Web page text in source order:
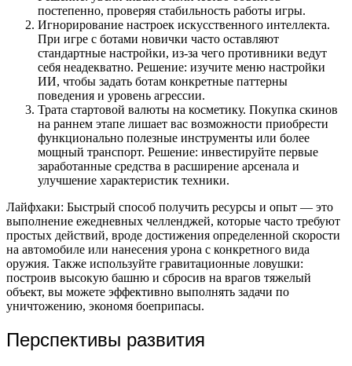
постепенно, проверяя стабильность работы игры.
Игнорирование настроек искусственного интеллекта.
При игре с ботами новички часто оставляют
стандартные настройки, из-за чего противники ведут
себя неадекватно. Решение: изучите меню настройки
ИИ, чтобы задать ботам конкретные паттерны
поведения и уровень агрессии.
Трата стартовой валюты на косметику. Покупка скинов
на раннем этапе лишает вас возможности приобрести
функционально полезные инструменты или более
мощный транспорт. Решение: инвестируйте первые
заработанные средства в расширение арсенала и
улучшение характеристик техники.
Лайфхаки: Быстрый способ получить ресурсы и опыт — это
выполнение ежедневных челленджей, которые часто требуют
простых действий, вроде достижения определенной скорости
на автомобиле или нанесения урона с конкретного вида
оружия. Также используйте гравитационные ловушки:
построив высокую башню и сбросив на врагов тяжелый
объект, вы можете эффективно выполнять задачи по
уничтожению, экономя боеприпасы.
Перспективы развития